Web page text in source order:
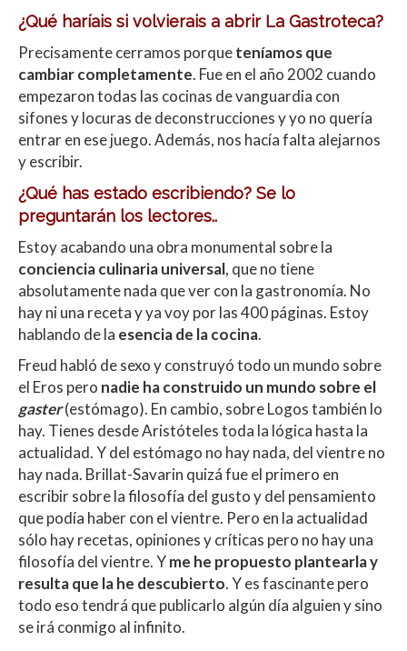
¿Qué haríais si volvierais a abrir La Gastroteca?
Precisamente cerramos porqueteníamos que
cambiar completamente. Fue en el año 2002 cuando
empezaron todas las cocinas de vanguardia con
sifones y locuras de deconstrucciones y yo no quería
entrar en ese juego. Además, nos hacía falta alejarnos
y escribir.
¿Qué has estado escribiendo? Se lo
preguntarán los lectores..
Estoy acabando una obra monumental sobre la
conciencia culinaria universal, que no tiene
absolutamente nada que ver con la gastronomía. No
hay ni una receta y ya voy por las 400 páginas. Estoy
hablando de la esencia de la cocina.
Freud habló de sexo y construyó todo un mundo sobre
el Eros pero nadie ha construido un mundo sobre el
gaster(estómago). En cambio, sobre Logos también lo
hay. Tienes desde Aristóteles toda la lógica hasta la
actualidad. Y del estómago no hay nada, del vientre no
hay nada. Brillat-Savarin quizá fue el primero en
escribir sobre la filosofía del gusto y del pensamiento
que podía haber con el vientre. Pero en la actualidad
sólo hay recetas, opiniones y críticas pero no hay una
filosofía del vientre. Yme he propuesto plantearla y
resulta que la he descubierto. Y es fascinante pero
todo eso tendrá que publicarlo algún día alguien y sino
se irá conmigo al infinito.